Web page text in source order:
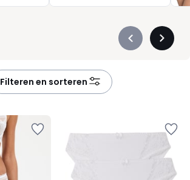
Précédent
Filteren en sorteren